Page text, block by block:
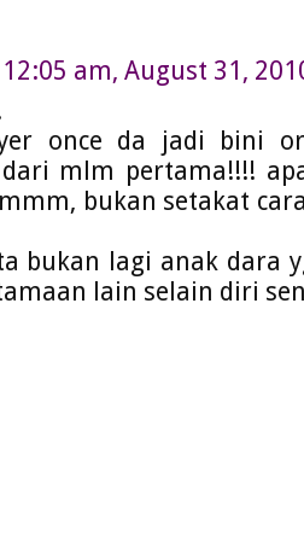
12:05 am, August 31,
once da jadi bini
mlm pertama!!!!
bukan setakat
bukan lagi anak dara
lain selain diri